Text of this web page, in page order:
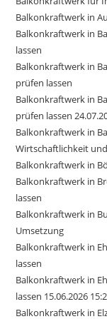
Balkonkraftwerk in
Balkonkraftwerk in
lassen
Balkonkraftwerk in
prüfen lassen
Balkonkraftwerk in
prüfen lassen
Balkonkraftwerk in
Wirtschaftlichkeit
Balkonkraftwerk in
Balkonkraftwerk in
lassen
Balkonkraftwerk in
Umsetzung
Balkonkraftwerk in
lassen
Balkonkraftwerk in
lassen 15.06.2026
Balkonkraftwerk in